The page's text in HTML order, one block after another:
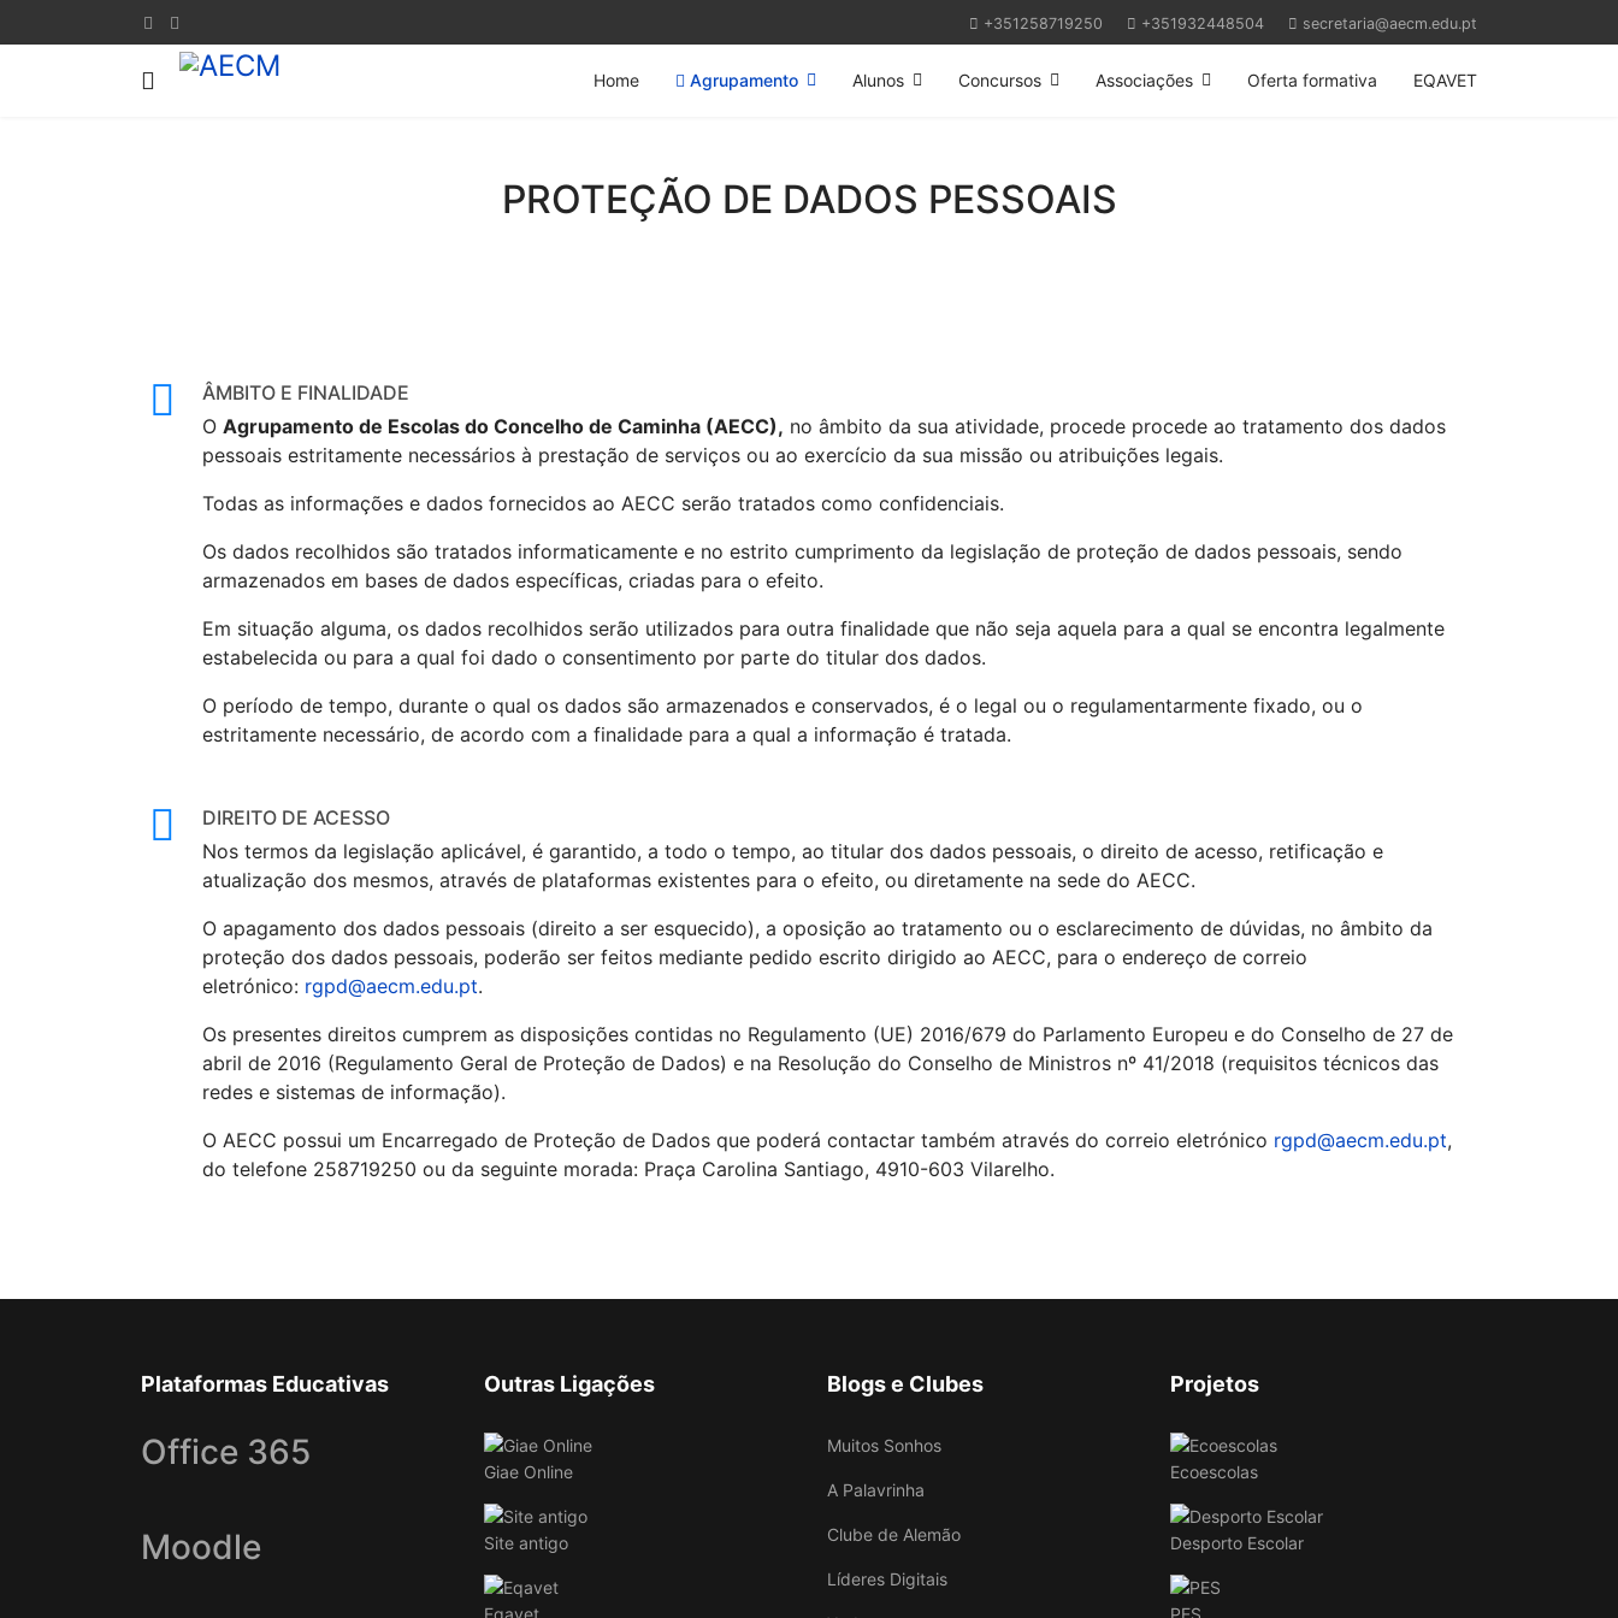
+351258719250 +351932448504 secretaria@aecm.edu.pt
Home Agrupamento Alunos Concursos Associações Oferta formativa EQAVET
PROTEÇÃO DE DADOS PESSOAIS
ÂMBITO E FINALIDADE
O Agrupamento de Escolas do Concelho de Caminha (AECC), no âmbito da sua atividade, procede procede ao tratamento dos dados
pessoais estritamente necessários à prestação de serviços ou ao exercício da sua missão ou atribuições legais.
Todas as informações e dados fornecidos ao AECC serão tratados como confidenciais.
Os dados recolhidos são tratados informaticamente e no estrito cumprimento da legislação de proteção de dados pessoais, sendo
armazenados em bases de dados específicas, criadas para o efeito.
Em situação alguma, os dados recolhidos serão utilizados para outra finalidade que não seja aquela para a qual se encontra legalmente
estabelecida ou para a qual foi dado o consentimento por parte do titular dos dados.
O período de tempo, durante o qual os dados são armazenados e conservados, é o legal ou o regulamentarmente fixado, ou o
estritamente necessário, de acordo com a finalidade para a qual a informação é tratada.
DIREITO DE ACESSO
Nos termos da legislação aplicável, é garantido, a todo o tempo, ao titular dos dados pessoais, o direito de acesso, retificação e
atualização dos mesmos, através de plataformas existentes para o efeito, ou diretamente na sede do AECC.
O apagamento dos dados pessoais (direito a ser esquecido), a oposição ao tratamento ou o esclarecimento de dúvidas, no âmbito da
proteção dos dados pessoais, poderão ser feitos mediante pedido escrito dirigido ao AECC, para o endereço de correio
eletrónico: rgpd@aecm.edu.pt.
Os presentes direitos cumprem as disposições contidas no Regulamento (UE) 2016/679 do Parlamento Europeu e do Conselho de 27 de
abril de 2016 (Regulamento Geral de Proteção de Dados) e na Resolução do Conselho de Ministros nº 41/2018 (requisitos técnicos das
redes e sistemas de informação).
O AECC possui um Encarregado de Proteção de Dados que poderá contactar também através do correio eletrónico rgpd@aecm.edu.pt,
do telefone 258719250 ou da seguinte morada: Praça Carolina Santiago, 4910-603 Vilarelho.
Plataformas Educativas
Office 365
Moodle
Outras Ligações
Giae Online
Site antigo
Eqavet
Blogs e Clubes
Muitos Sonhos
A Palavrinha
Clube de Alemão
Líderes Digitais
Projetos
Ecoescolas
Desporto Escolar
PES